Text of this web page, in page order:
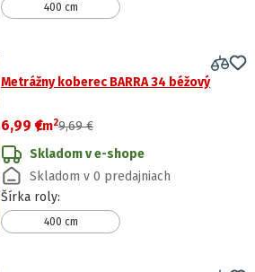
400 cm
Metrážny koberec BARRA 34 béžový
6,99 €
/m29,69 €
Skladom v e-shope
Skladom v 0 predajniach
Šírka roly:
400 cm